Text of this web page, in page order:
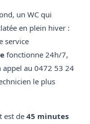
un WC qui
en plein hiver :
service
fonctionne 24h/7,
appel au 0472 53 24
le plus
est de45 minutes